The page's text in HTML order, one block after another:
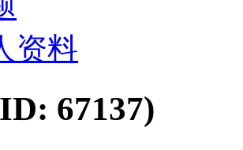
资料
67137)